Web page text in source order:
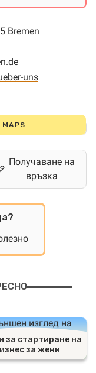
Bremen
uns
Получаване на
връзка
за стартиране на
за жени